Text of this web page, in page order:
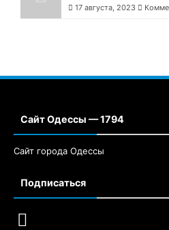
17 августа, 2023
Сайт Одессы — 1794
Сайт города Одессы
Подписаться